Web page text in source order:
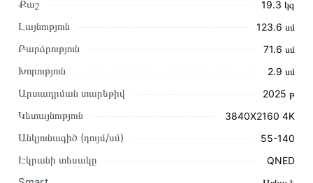
Այս ապրանքը գնելու համար սեղմեք
«Ավելացնել
զամբյուղին»
Կարող եք նաև պատվիրել՝ զանգահարելով կայքում նշված
կոնտակտային համարներին։
Քաշ 19.3 կգ
Լայնություն 123.6 սմ
Բարձրություն 71.6 սմ
Խորություն 2.9 սմ
Արտադրման տարեթիվ 2025 թ
Կետայնություն 3840X2160 4K
Անկյունագիծ (դույմ/սմ) 55-140
Էկրանի տեսակը QNED